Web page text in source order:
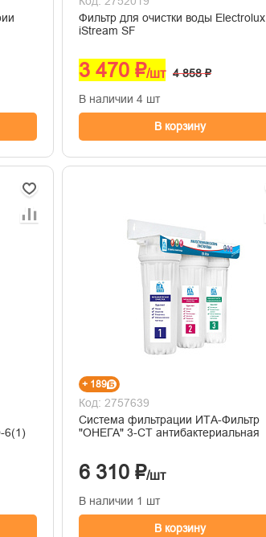
Фильтр для очистки воды Electrolux
iStream SF
3 470 ₽/шт 4 858 ₽
В наличии 4 шт
В корзину
6(1)
+ 189
Код: 2757639
Система фильтрации ИТА-Фильтр
"ОНЕГА" 3-СТ антибактериальная
6 310 ₽/шт
В наличии 1 шт
В корзину